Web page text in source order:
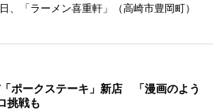
、「ラーメン喜重軒」（高崎市豊岡町）
ポークステーキ」新店 「漫画のよう
挑戦も